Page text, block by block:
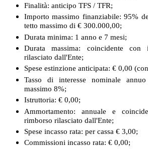
Finalità: anticipo TFS / TFR;
Importo massimo finanziabile: 95%
tetto massimo di € 300.000,00;
Durata minima: 1 anno e 7 mesi;
Durata massima: coincidente
rilasciato dall'Ente;
Spese estinzione anticipata: € 0,00
Tasso di interesse nominale
massimo 8%;
Istruttoria: € 0,00;
Ammortamento: annuale e
rimborso rilasciato dall'Ente;
Spese incasso rata: per cassa € 3,00;
Commissioni incasso rata: € 0,00;